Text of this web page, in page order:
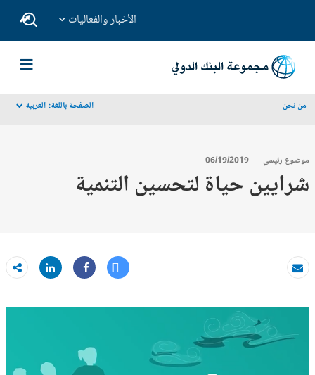
الأخبار والفعاليات
من نحن الصفحة باللغة:العربية dropdown
موضوع رئيسي 06/19/2019
شرايين حياة لتحسين التنمية
بريد الكتروني
Tweet
Share
Share